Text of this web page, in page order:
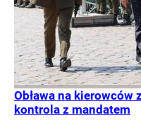
Obława na kierowców
kontrola z mandatem